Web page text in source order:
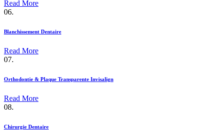
Read More
06.
Blanchissement Dentaire
Read More
07.
Orthodontie & Plaque Transparente Invisalign
Read More
08.
Chirurgie Dentaire